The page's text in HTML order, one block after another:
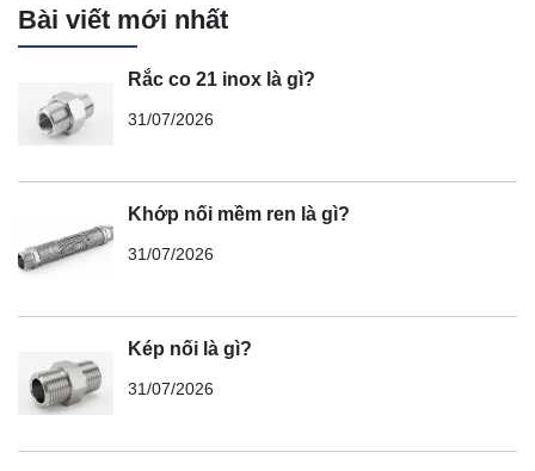
Bài viết mới nhất
Rắc co 21 inox là gì?
31/07/2026
Khớp nối mềm ren là gì?
31/07/2026
Kép nối là gì?
31/07/2026